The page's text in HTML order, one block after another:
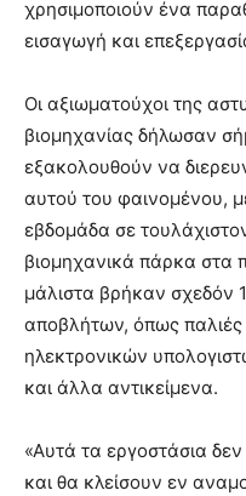
χρησιμοποιούν ένα
εισαγωγή και
Οι αξιωματούχοι της
βιομηχανίας δήλωσαν
εξακολουθούν να
αυτού του φαινομένου,
εβδομάδα σε
βιομηχανικά πάρκα στα
μάλιστα βρήκαν σχεδόν
αποβλήτων, όπως
ηλεκτρονικών
και άλλα αντικείμενα.
«Αυτά τα εργοστάσια
και θα κλείσουν εν